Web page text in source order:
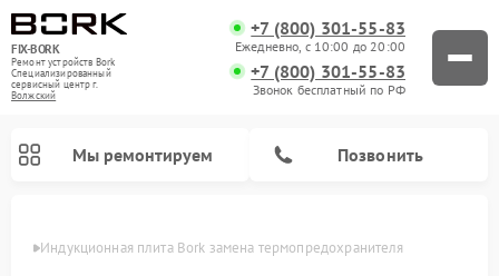
FIX-BORK
Ремонт устройств Bork
Специализированный
cервисный центр г.
Волжский
+7 (800) 301-55-83
Ежедневно, с 10:00 до 20:00
+7 (800) 301-55-83
Звонок бесплатный по РФ
Мы ремонтируем Позвонить
Индукционная плита Bork замена термопредохранителя